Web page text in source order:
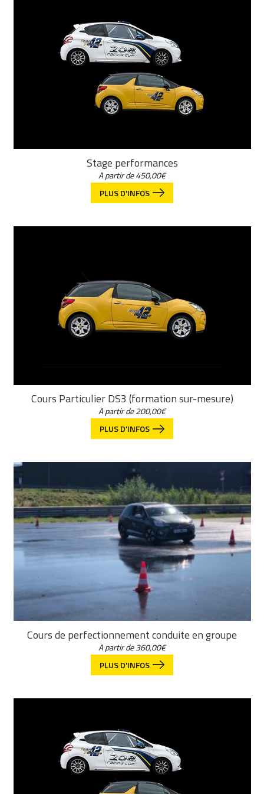
Stage performances
A partir de450,00€
PLUS D'INFOS
Cours Particulier DS3 (formation sur-mesure)
A partir de200,00€
PLUS D'INFOS
Cours de perfectionnement conduite en groupe
A partir de360,00€
PLUS D'INFOS